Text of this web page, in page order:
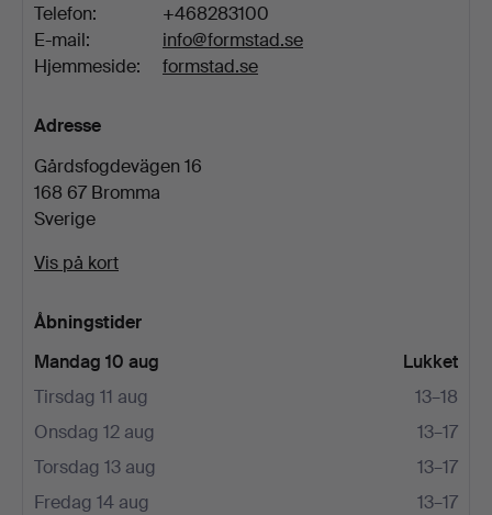
Telefon:
+468283100
E-mail:
info@formstad.se
Hjemmeside:
formstad.se
Adresse
Gårdsfogdevägen 16
168 67 Bromma
Sverige
Vis på kort
Åbningstider
Mandag 10 aug
Lukket
Tirsdag 11 aug
13–18
Onsdag 12 aug
13–17
Torsdag 13 aug
13–17
Fredag 14 aug
13–17